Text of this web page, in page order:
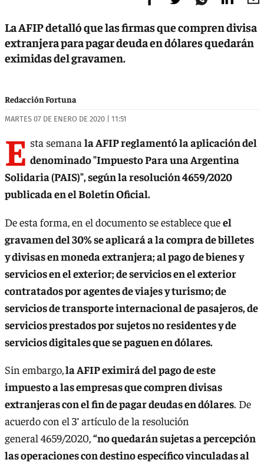
La AFIP detalló que las firmas que compren divisa
extranjera para pagar deuda en dólares quedarán
eximidas del gravamen.
Redacción Fortuna
MARTES 07 DE ENERO DE 2020 | 11:51
E sta semana la AFIP reglamentó la aplicación del
denominado "Impuesto Para una Argentina
Solidaria (PAIS)", según la resolución 4659/2020
publicada en el Boletín Oficial.
De esta forma, en el documento se establece queel
gravamen del 30% se aplicará a la compra de billetes
y divisas en moneda extranjera; al pago de bienes y
servicios en el exterior; de servicios en el exterior
contratados por agentes de viajes y turismo; de
servicios de transporte internacional de pasajeros, de
servicios prestados por sujetos no residentes y de
servicios digitales que se paguen en dólares.
Sin embargo,la AFIP eximirá del pago de este
impuesto a las empresas que compren divisas
extranjeras con el fin de pagar deudas en dólares. De
acuerdo con el 3° artículo de la resolución
general 4659/2020,“no quedarán sujetas a percepción
las operaciones con destino específico vinculadas al